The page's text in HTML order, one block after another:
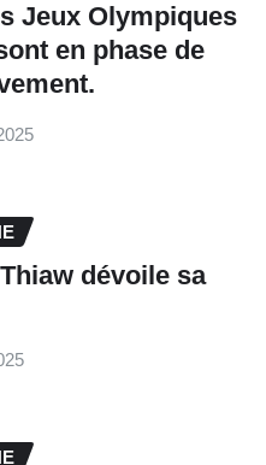
Jeux Olympiques
en phase de
dévoile sa